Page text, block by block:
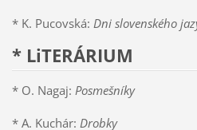
* K. Pucovská: Dni slovenského
* LiTERÁRIUM
* O. Nagaj: Posmešníky
* A. Kuchár: Drobky